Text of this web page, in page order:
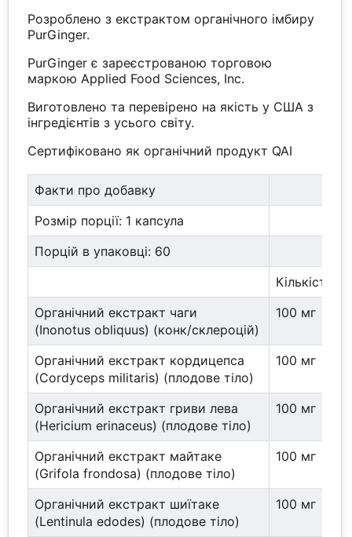
Розроблено з екстрактом органічного імбиру
PurGinger.
PurGinger є зареєстрованою торговою
маркою Applied Food Sciences, Inc.
Виготовлено та перевірено на якість у США з
інгредієнтів з усього світу.
Сертифіковано як органічний продукт QAI
Факти про добавку
Розмір порції: 1 капсула
Порцій в упаковці: 60
Кількість
Органічний екстракт чаги
(Inonotus obliquus) (конк/склероцій)
100 мг
Органічний екстракт кордицепса
(Cordyceps militaris) (плодове тіло)
100 мг
Органічний екстракт гриви лева
(Hericium erinaceus) (плодове тіло)
100 мг
Органічний екстракт майтаке
(Grifola frondosa) (плодове тіло)
100 мг
Органічний екстракт шиїтаке
(Lentinula edodes) (плодове тіло)
100 мг